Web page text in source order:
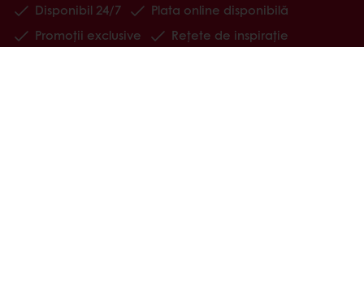
Disponibil 24/7
Plata online disponibilă
Promoții exclusive
Rețete de inspirație